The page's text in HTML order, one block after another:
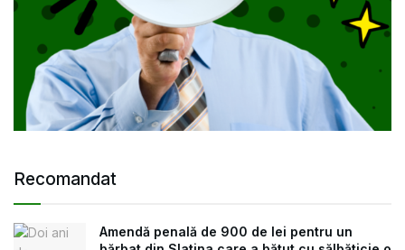
Recomandat
Amendă penală de 900 de lei pentru un